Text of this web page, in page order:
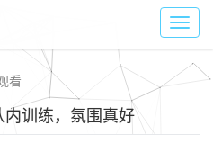
看
训练，氛围真好